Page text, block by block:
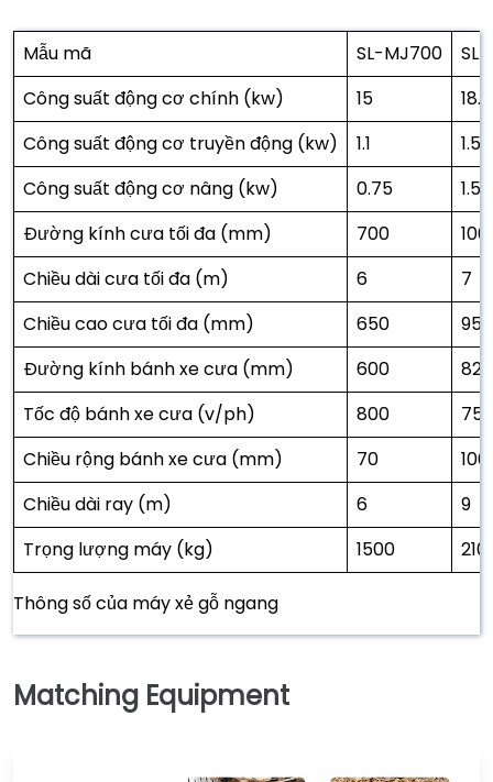
Mẫu mã SL-MJ700
Công suất động cơ chính (kw)
15
18.5
Công suất động cơ truyền động (kw)
1.1
1.5
Công suất động cơ nâng (kw)
0.75
1.5
Đường kính cưa tối đa (mm)
700
Chiều dài cưa tối đa (m)
6
7
Chiều cao cưa tối đa (mm)
650
950
Đường kính bánh xe cưa (mm)
600
820
Tốc độ bánh xe cưa (v/ph)
800
750
Chiều rộng bánh xe cưa (mm)
70
100
Chiều dài ray (m)
6
9
Trọng lượng máy (kg)
1500
Thông số của máy xẻ gỗ ngang